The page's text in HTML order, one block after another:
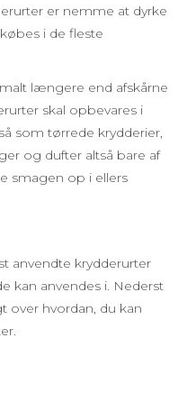
er nemme at dyrke
i de fleste
længere end afskårne
skal opbevares i
som tørrede krydderier,
og dufter altså bare af
smagen op i ellers
anvendte krydderurter
kan anvendes i. Nederst
over hvordan, du kan